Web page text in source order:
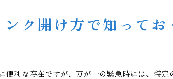
ク開け方で知ってお
便利な存在ですが、万が一の緊急時には、特定